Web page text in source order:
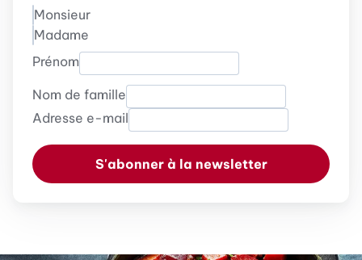
Monsieur
Madame
Prénom
Nom de famille
Adresse e-mail
S'abonner à la newsletter